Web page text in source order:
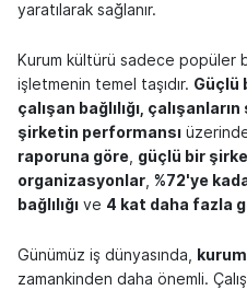
yaratılarak sağlanır.
Kurum kültürü sadece popüler
işletmenin temel taşıdır. Güçlü
çalışan bağlılığı,
şirketin performansı
raporuna göre, güçlü bir
organizasyonlar, %72'ye
bağlılığı ve 4 kat daha fazla
Günümüz iş dünyasında,
zamankinden daha önemli.